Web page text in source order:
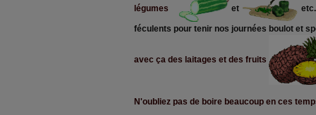
légumes et
féculents pour tenir nos journées boulot et
avec ça des laitages et des fruits
N'oubliez pas de boire beaucoup en ces